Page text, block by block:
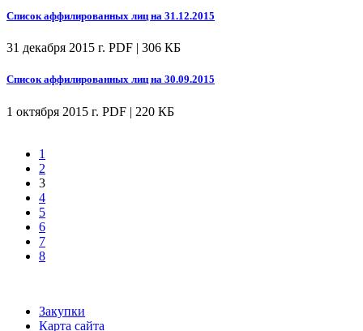
Список аффилированных лиц на 31.12.2015
31 декабря 2015 г. PDF | 306 КБ
Список аффилированных лиц на 30.09.2015
1 октября 2015 г. PDF | 220 КБ
1
2
3
4
5
6
7
8
Закупки
Карта сайта